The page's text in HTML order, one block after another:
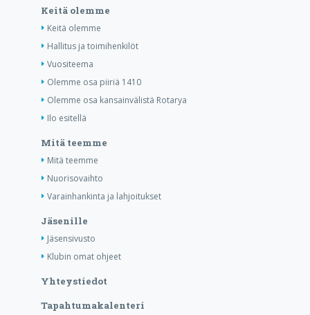
Keitä olemme
Keitä olemme
Hallitus ja toimihenkilöt
Vuositeema
Olemme osa piiriä 1410
Olemme osa kansainvälistä Rotarya
Ilo esitellä
Mitä teemme
Mitä teemme
Nuorisovaihto
Varainhankinta ja lahjoitukset
Jäsenille
Jäsensivusto
Klubin omat ohjeet
Yhteystiedot
Tapahtumakalenteri